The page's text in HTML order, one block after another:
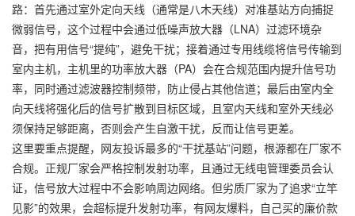
路：首先通过室外定向天线（通常是八木天线）对准基站方向捕捉
微弱信号，这个过程中会通过低噪声放大器（LNA）过滤环境杂
音，把有用信号“提纯”，避免干扰；接着通过专用线缆将信号传输到
室内主机，主机里的功率放大器（PA）会在合规范围内提升信号功
率，同时通过滤波器控制频带，防止侵占其他信道；最后由室内全
向天线将强化后的信号扩散到目标区域，且室内天线和室外天线必
须保持足够距离，否则会产生自激干扰，反而让信号更差。
这里要重点提醒，网友投诉最多的“干扰基站”问题，根源都在厂家不
合规。正规厂家会严格控制发射功率，且通过无线电管理委员会认
证，信号放大过程中不会影响周边网络。但劣质厂家为了追求“立竿
见影”的效果，会超标提升发射功率，有网友爆料，自己买的廉价款